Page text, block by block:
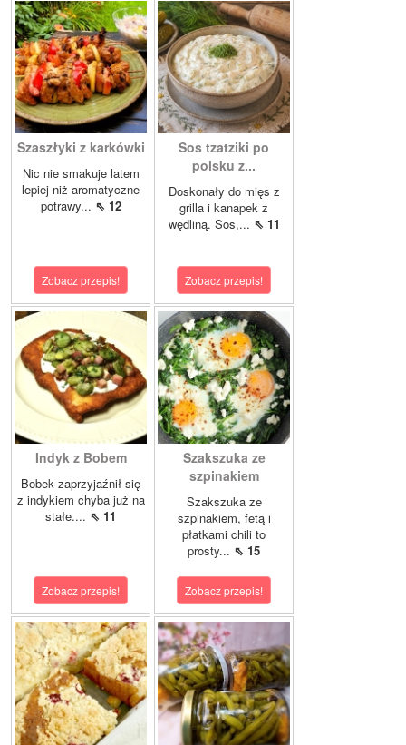
Szaszłyki z karkówki
Nic nie smakuje latem
lepiej niż aromatyczne
potrawy... ⇖ 12
Zobacz przepis!
Sos tzatziki po
polsku z...
Doskonały do mięs z
grilla i kanapek z
wędliną. Sos,... ⇖ 11
Zobacz przepis!
Indyk z Bobem
Bobek zaprzyjaźnił się
z indykiem chyba już na
stałe.... ⇖ 11
Zobacz przepis!
Szakszuka ze
szpinakiem
Szakszuka ze
szpinakiem, fetą i
płatkami chili to
prosty... ⇖ 15
Zobacz przepis!